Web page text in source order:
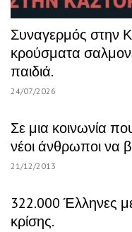
Συναγερμός στην
κρούσματα
παιδιά.
24/07/2026
Σε μια κοινωνία
νέοι άνθρωποι να
21/12/2013
322.000 Έλληνες
κρίσης.